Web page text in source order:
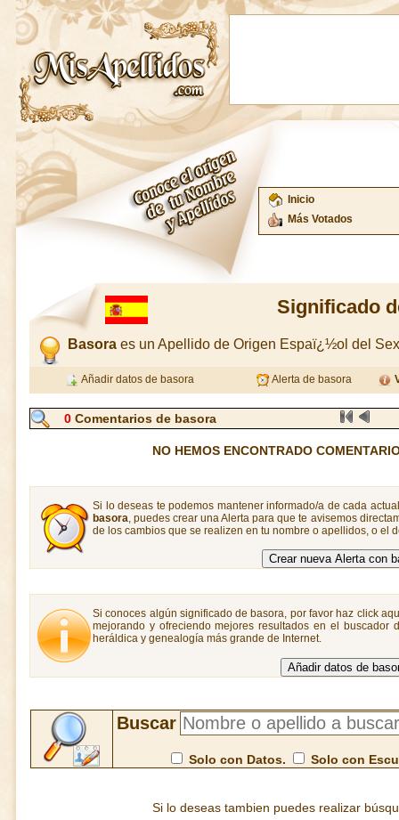
Inicio
Más Votados
Significado
Basora es un Apellido de Origen Espaï¿½ol del
Añadir datos de basora Alerta de basora
0 Comentarios de basora
NO HEMOS ENCONTRADO
Si lo deseas te podemos mantener informado/a de cada
basora, puedes crear una Alerta para que te avisemos
de los cambios que se realizen en tu nombre o apellidos, o el
Si conoces algún significado de basora, por favor haz click
mejorando y ofreciendo mejores resultados en el buscador
heráldica y genealogía más grande de Internet.
Buscar
Solo con Datos. Solo con
Si lo deseas tambien puedes realizar